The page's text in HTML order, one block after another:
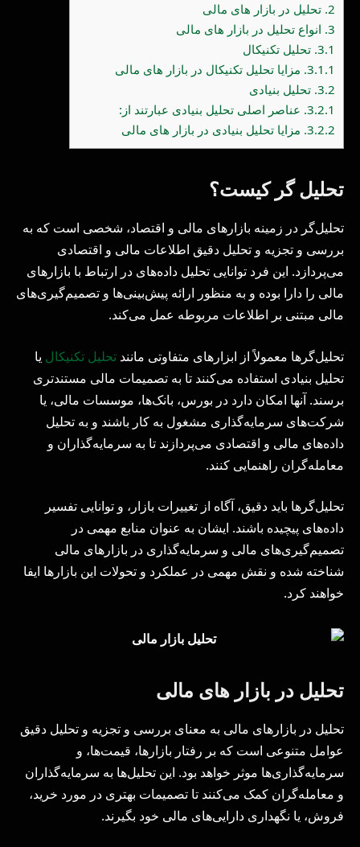
2. تحلیل در بازار های مالی
3. انواع تحلیل در بازار های مالی
3.1. تحلیل تکنیکال
3.1.1. مزایا تحلیل تکنیکال در بازار های مالی
3.2. تحلیل بنیادی
3.2.1. عناصر اصلی تحلیل بنیادی عبارتند از:
3.2.2. مزایا تحلیل بنیادی در بازار های مالی
تحلیل گر کیست؟
تحلیل‌گر در زمینه بازارهای مالی و اقتصاد، شخصی است که به
بررسی و تجزیه و تحلیل دقیق اطلاعات مالی و اقتصادی
می‌پردازد. این فرد توانایی تحلیل داده‌های در ارتباط با بازارهای
مالی را دارا بوده و به منظور ارائه پیش‌بینی‌ها و تصمیم‌گیری‌های
مالی مبتنی بر اطلاعات مربوطه عمل می‌کند.
تحلیل‌گرها معمولاً از ابزارهای متفاوتی مانند تحلیل تکنیکال یا
تحلیل بنیادی استفاده می‌کنند تا به تصمیمات مالی مستندتری
برسند. آنها امکان دارد در بورس، بانک‌ها، موسسات مالی، یا
شرکت‌های سرمایه‌گذاری مشغول به کار باشند و به تحلیل
داده‌های مالی و اقتصادی می‌پردازند تا به سرمایه‌گذاران و
معامله‌گران راهنمایی کنند.
تحلیل‌گرها باید دقیق، آگاه از تغییرات بازار، و توانایی تفسیر
داده‌های پیچیده باشند. ایشان به عنوان منابع مهمی در
تصمیم‌گیری‌های مالی و سرمایه‌گذاری در بازارهای مالی
شناخته شده و نقش مهمی در عملکرد و تحولات این بازارها ایفا
خواهند کرد.
تحلیل در بازار های مالی
تحلیل در بازارهای مالی به معنای بررسی و تجزیه و تحلیل دقیق
عوامل متنوعی است که بر رفتار بازارها، قیمت‌ها، و
سرمایه‌گذاری‌ها موثر خواهد بود. این تحلیل‌ها به سرمایه‌گذاران
و معامله‌گران کمک می‌کنند تا تصمیمات بهتری در مورد خرید،
فروش، یا نگهداری دارایی‌های مالی خود بگیرند.